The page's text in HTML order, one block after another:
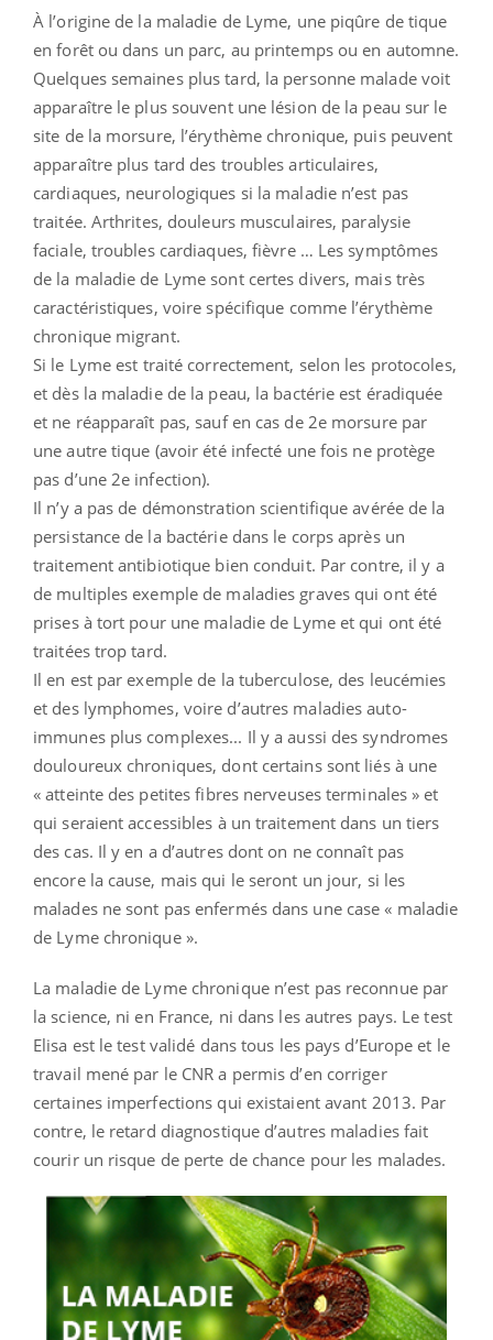
À l’origine de la maladie de Lyme, une piqûre de tique
en forêt ou dans un parc, au printemps ou en automne.
Quelques semaines plus tard, la personne malade voit
apparaître le plus souvent une lésion de la peau sur le
site de la morsure, l’érythème chronique, puis peuvent
apparaître plus tard des troubles articulaires,
cardiaques, neurologiques si la maladie n’est pas
traitée. Arthrites, douleurs musculaires, paralysie
faciale, troubles cardiaques, fièvre … Les symptômes
de la maladie de Lyme sont certes divers, mais très
caractéristiques, voire spécifique comme l’érythème
chronique migrant.
Si le Lyme est traité correctement, selon les protocoles,
et dès la maladie de la peau, la bactérie est éradiquée
et ne réapparaît pas, sauf en cas de 2e morsure par
une autre tique (avoir été infecté une fois ne protège
pas d’une 2e infection).
Il n’y a pas de démonstration scientifique avérée de la
persistance de la bactérie dans le corps après un
traitement antibiotique bien conduit. Par contre, il y a
de multiples exemple de maladies graves qui ont été
prises à tort pour une maladie de Lyme et qui ont été
traitées trop tard.
Il en est par exemple de la tuberculose, des leucémies
et des lymphomes, voire d’autres maladies auto-
immunes plus complexes... Il y a aussi des syndromes
douloureux chroniques, dont certains sont liés à une
« atteinte des petites fibres nerveuses terminales » et
qui seraient accessibles à un traitement dans un tiers
des cas. Il y en a d’autres dont on ne connaît pas
encore la cause, mais qui le seront un jour, si les
malades ne sont pas enfermés dans une case « maladie
de Lyme chronique ».
La maladie de Lyme chronique n’est pas reconnue par
la science, ni en France, ni dans les autres pays. Le test
Elisa est le test validé dans tous les pays d’Europe et le
travail mené par le CNR a permis d’en corriger
certaines imperfections qui existaient avant 2013. Par
contre, le retard diagnostique d’autres maladies fait
courir un risque de perte de chance pour les malades.